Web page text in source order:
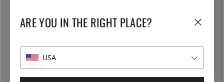
57 €
SUPERBAG
ARE YOU IN THE RIGHT PLACE?
USA